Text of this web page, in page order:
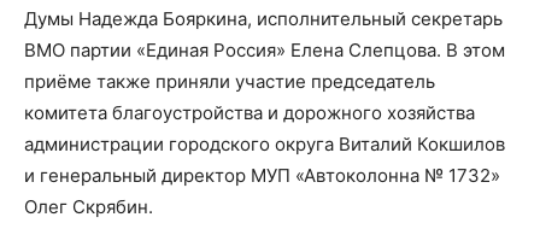
Думы Надежда Бояркина, исполнительный секретарь
ВМО партии «Единая Россия» Елена Слепцова. В этом
приёме также приняли участие председатель
комитета благоустройства и дорожного хозяйства
администрации городского округа Виталий Кокшилов
и генеральный директор МУП «Автоколонна № 1732»
Олег Скрябин.